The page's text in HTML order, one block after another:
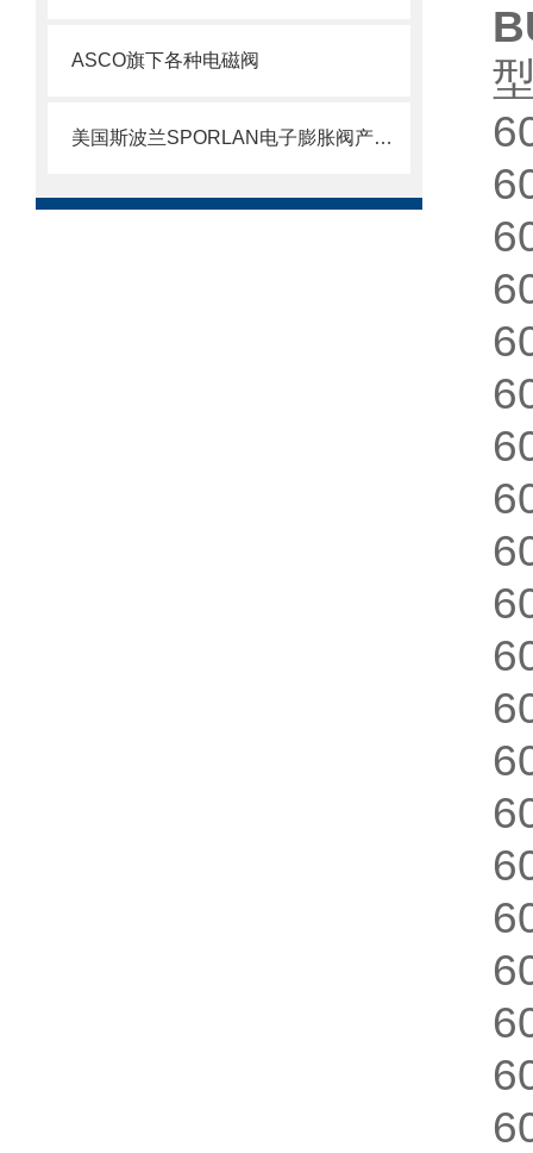
ASCO旗下各种电磁阀
美国斯波兰SPORLAN电子膨胀阀产品特点